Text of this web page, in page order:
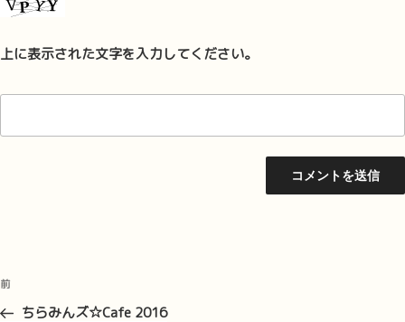
上に表示された文字を入力してください。
投
前
の
前
ちらみんズ☆Cafe 2016